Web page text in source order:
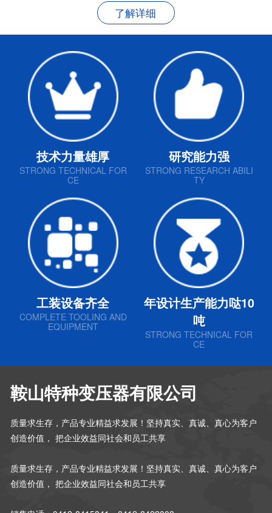
了解详细
技术力量雄厚
STRONG TECHNICAL FOR
CE
研究能力强
STRONG RESEARCH ABILI
TY
工装设备齐全
COMPLETE TOOLING AND
EQUIPMENT
年设计生产能力哒10
吨
STRONG TECHNICAL FOR
CE
鞍山特种变压器有限公司
质量求生存，产品专业精益求发展！坚持真实、真诚、真心为客户
创造价值， 把企业效益同社会和员工共享
质量求生存，产品专业精益求发展！坚持真实、真诚、真心为客户
创造价值， 把企业效益同社会和员工共享